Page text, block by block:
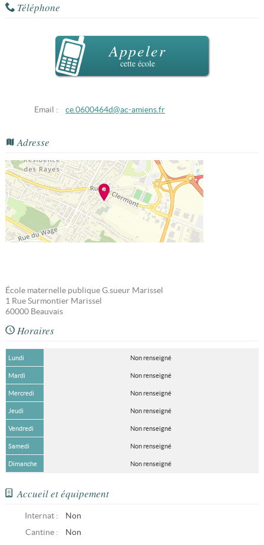
Téléphone
Appeler
cette école
Email : ce.0600464d@ac-amiens.fr
Adresse
École maternelle publique G.sueur Marissel
1 Rue Surmontier Marissel
60000 Beauvais
Horaires
Lundi Non renseigné
Mardi Non renseigné
Mercredi Non renseigné
Jeudi Non renseigné
Vendredi Non renseigné
Samedi Non renseigné
Dimanche Non renseigné
Accueil et équipement
Internat :
Non
Cantine :
Non